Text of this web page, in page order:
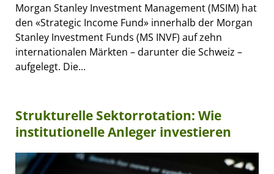
Morgan Stanley Investment Management (MSIM) hat
den «Strategic Income Fund» innerhalb der Morgan
Stanley Investment Funds (MS INVF) auf zehn
internationalen Märkten – darunter die Schweiz –
aufgelegt. Die...
Strukturelle Sektorrotation: Wie
institutionelle Anleger investieren